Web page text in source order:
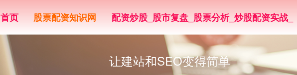
首页 股票配资知识网 配资炒股_股市复盘_股票分析_炒股配资实战_
让建站和SEO变得简单